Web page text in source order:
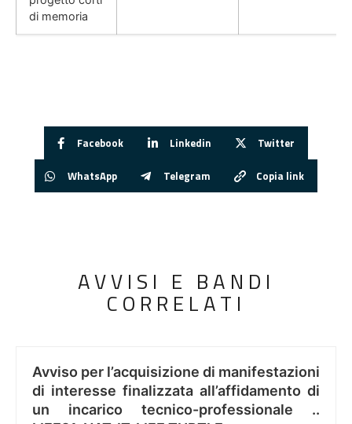
di memoria
Facebook Linkedin Twitter
WhatsApp Telegram Copia link
AVVISI E BANDI
CORRELATI
Avviso per l’acquisizione di manifestazioni
di interesse finalizzata all’affidamento di
un incarico tecnico-professionale ..